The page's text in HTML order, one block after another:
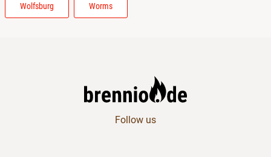
Wolfsburg Worms
Follow us